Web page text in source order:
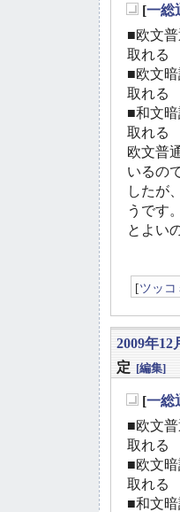
[一総
■欧文普
取れる
■欧文暗
取れる
■和文暗
取れる
欧文普
いるの
したが
うです
とよい
[ツッコ
2009年12
定 [編集]
[一総
■欧文普
取れる
■欧文暗
取れる
■和文暗